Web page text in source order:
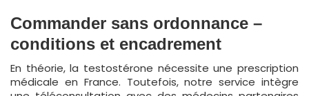
Commander sans ordonnance –
conditions et encadrement
En théorie, la testostérone nécessite une prescription
médicale en France. Toutefois, notre service intègre